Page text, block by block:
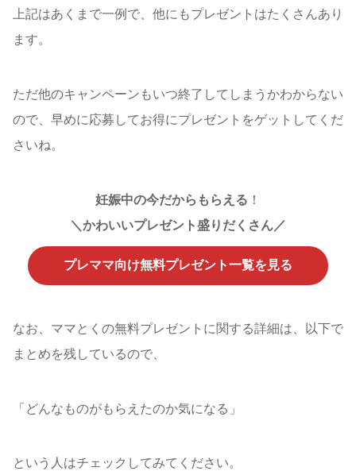
上記はあくまで一例で、他にもプレゼントはたくさんあり
ます。
ただ他のキャンペーンもいつ終了してしまうかわからない
ので、早めに応募してお得にプレゼントをゲットしてくだ
さいね。
妊娠中の今だからもらえる ！
＼かわいいプレゼント盛りだくさん／
プレママ向け無料プレゼント一覧を見る
なお、ママとくの無料プレゼントに関する詳細は、以下で
まとめを残しているので、
「どんなものがもらえたのか気になる」
という人はチェックしてみてください。